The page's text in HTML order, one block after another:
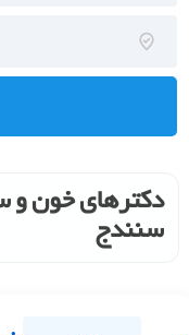
دکترهای خون و
سنندج